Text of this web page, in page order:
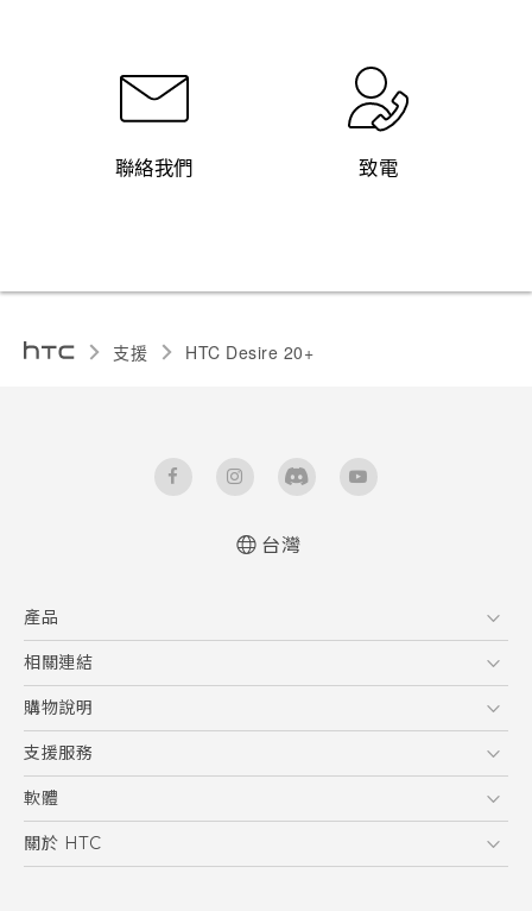
聯絡我們 致電
支援 HTC Desire 20+‎
User manual
台灣
產品
5G
智慧型手機
配件
相關連結
HTC Research
購物說明
購物須知
訂單管理
付款方式
支援服務
到府收送維修服務
服務中心資訊
客戶服務佈告欄
軟體
應用程式
關於 HTC